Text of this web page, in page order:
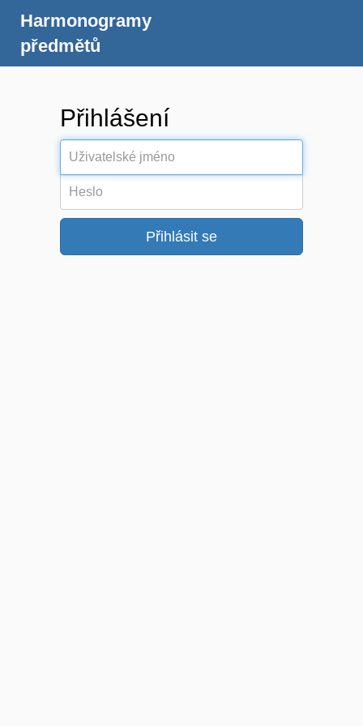
Harmonogramy
předmětů
Přihlášení
Uživatelské
jméno:
Heslo: